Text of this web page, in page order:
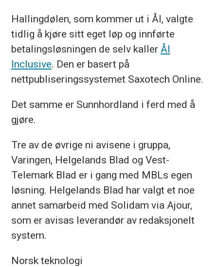
Hallingdølen, som kommer ut i Ål, valgte
tidlig å kjøre sitt eget løp og innførte
betalingsløsningen de selv kaller Ål
Inclusive. Den er basert på
nettpubliseringssystemet Saxotech Online.
Det samme er Sunnhordland i ferd med å
gjøre.
Tre av de øvrige ni avisene i gruppa,
Varingen, Helgelands Blad og Vest-
Telemark Blad er i gang med MBLs egen
løsning. Helgelands Blad har valgt et noe
annet samarbeid med Solidam via Ajour,
som er avisas leverandør av redaksjonelt
system.
Norsk teknologi